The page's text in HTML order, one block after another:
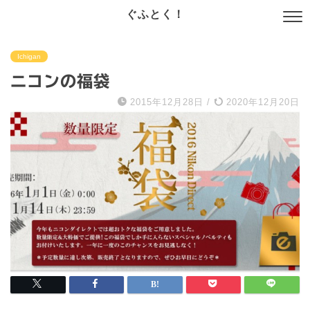
ぐふとく！
Ichigan
ニコンの福袋
2015年12月28日 / 2020年12月20日